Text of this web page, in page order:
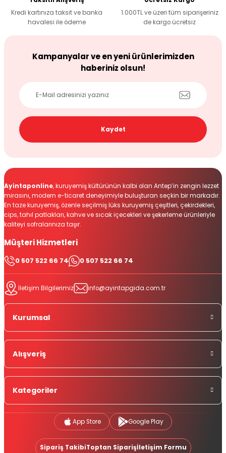
Kredi kartınıza taksit ve banka
havalesi ile ödeme
1.000TL ve üzeri tüm siparişeriniz
de kargo ücretsiz
Kampanyalar ve en yeni ürünlerimizden
haberiniz olsun!
Kaydet
Ayintaponline, kuruyemiş kültürünün kalbi olan Antep’in zengin lezzet
mirasını, modern e-ticaret deneyimiyle buluşturan seçkin bir markadır.
En taze kuruyemiş, özenle seçilmiş lüks kuruyemiş çeşitleri, çekirdekleri,
cips, tahıl patlakları, kahve ve sıcak içecekleri ve şekerleme ürünleriyle
kaliteyi sofralarınıza taşır.
Müşteri Hizmetleri
0 507 522 66 74 0 507 522 66 74
İletişim Bilgilerimiz info@ayintapgida.com.tr
Kurumsal
Alışveriş
Kategoriler
App Store Google Play
Sipariş TakibiToptan Siparişİletişim Formu